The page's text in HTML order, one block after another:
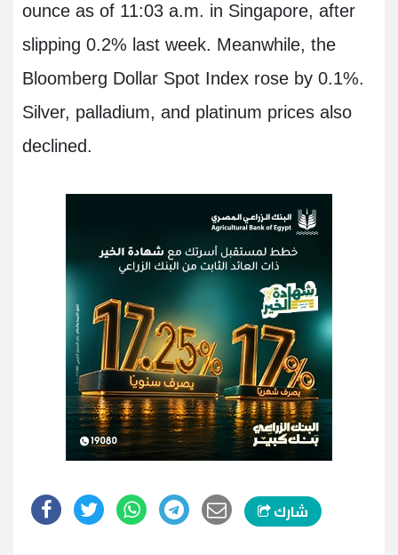
ounce as of 11:03 a.m. in Singapore, after
slipping 0.2% last week. Meanwhile, the
Bloomberg Dollar Spot Index rose by 0.1%.
Silver, palladium, and platinum prices also
declined.
شارك